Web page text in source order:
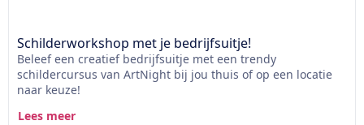
Schilderworkshop met je bedrijfsuitje!
Beleef een creatief bedrijfsuitje met een trendy
schildercursus van ArtNight bij jou thuis of op een locatie
naar keuze!
Lees meer